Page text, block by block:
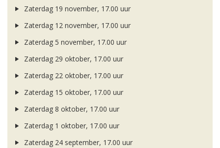
Zaterdag 19 november, 17.00 uur
Zaterdag 12 november, 17.00 uur
Zaterdag 5 november, 17.00 uur
Zaterdag 29 oktober, 17.00 uur
Zaterdag 22 oktober, 17.00 uur
Zaterdag 15 oktober, 17.00 uur
Zaterdag 8 oktober, 17.00 uur
Zaterdag 1 oktober, 17.00 uur
Zaterdag 24 september, 17.00 uur